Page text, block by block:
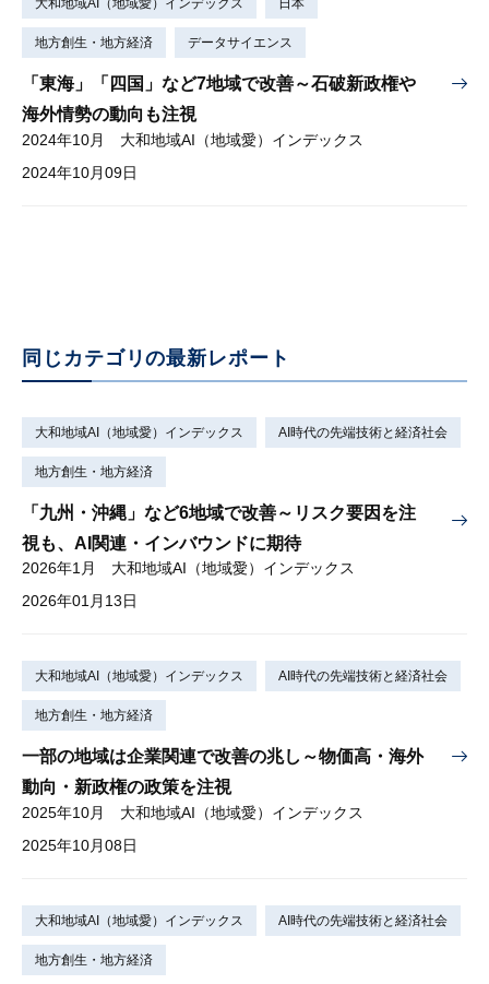
大和地域AI（地域愛）インデックス 日本
地方創生・地方経済 データサイエンス
「東海」「四国」など7地域で改善～石破新政権や
海外情勢の動向も注視
2024年10月 大和地域AI（地域愛）インデックス
2024年10月09日
同じカテゴリの最新レポート
大和地域AI（地域愛）インデックス AI時代の先端技術と経済社会
地方創生・地方経済
「九州・沖縄」など6地域で改善～リスク要因を注
視も、AI関連・インバウンドに期待
2026年1月 大和地域AI（地域愛）インデックス
2026年01月13日
大和地域AI（地域愛）インデックス AI時代の先端技術と経済社会
地方創生・地方経済
一部の地域は企業関連で改善の兆し～物価高・海外
動向・新政権の政策を注視
2025年10月 大和地域AI（地域愛）インデックス
2025年10月08日
大和地域AI（地域愛）インデックス AI時代の先端技術と経済社会
地方創生・地方経済